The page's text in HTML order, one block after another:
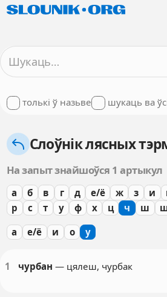
толькі ў назьве шукаць ва
Слоўнік лясных
На запыт знайшоўся 1 артыкул
а б в г д е/ё ж з и
р
с т у ф х ц ч ш
а е/ё и о у
1 чурбан — цялеш, чурбак